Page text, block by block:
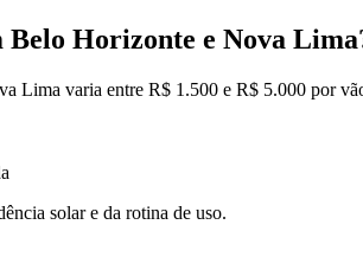
Belo Horizonte e Nova
varia entre R$ 1.500 e R$ 5.000 por
solar e da rotina de uso.